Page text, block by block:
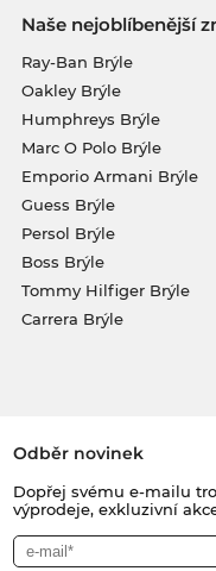
Naše nejoblíbenější
Ray-Ban Brýle
Oakley Brýle
Humphreys Brýle
Marc O Polo Brýle
Emporio Armani Brýle
Guess Brýle
Persol Brýle
Boss Brýle
Tommy Hilfiger Brýle
Carrera Brýle
Odběr novinek
Dopřej svému e-mailu
výprodeje, exkluzivní